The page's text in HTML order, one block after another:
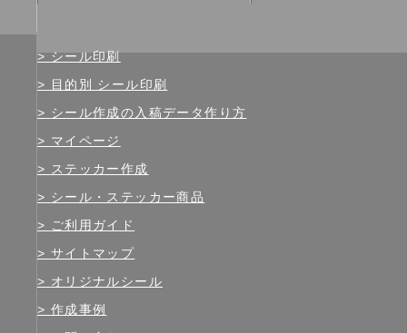
シール印刷
目的別 シール印刷
シール作成の入稿データ作り方
マイページ
ステッカー作成
シール・ステッカー商品
ご利用ガイド
サイトマップ
オリジナルシール
作成事例